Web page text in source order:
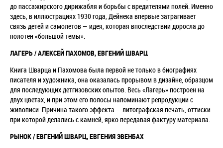
до пассажирского дирижабля и борьбы с вредителями полей. Именно
здесь, в иллюстрациях 1930 года, Дейнека впервые затрагивает
связь детей и самолетов — идея, которая впоследствии доросла до
полотен «большой темы».
ЛАГЕРЬ / АЛЕКСЕЙ ПАХОМОВ, ЕВГЕНИЙ ШВАРЦ
Книга Шварца и Пахомова была первой не только в биографиях
писателя и художника, она оказалась прорывом в дизайне, образцом
для последующих детгизовских опытов. Весь «Лагерь» построен на
двух цветах, и при этом его полосы напоминают репродукции с
живописи. Причина такого эффекта — литографская печать, оттиски
при которой делались с камней, ярко передавая фактуру материала.
РЫНОК / ЕВГЕНИЙ ШВАРЦ, ЕВГЕНИЯ ЭВЕНБАХ